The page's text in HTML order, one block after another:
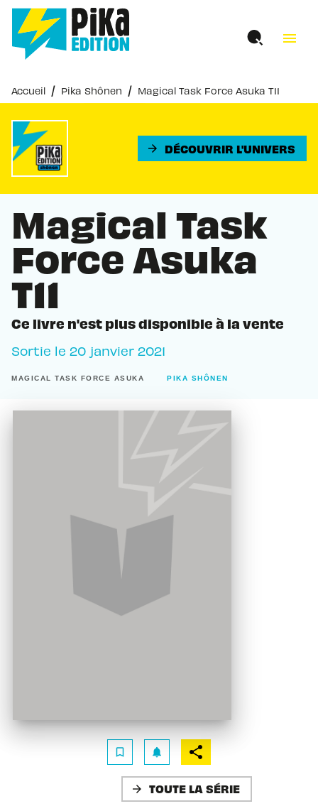
MENU RECHERCHE
PIED DE PAGE
menu
Accueil / Pika Shônen / Magical Task Force Asuka T11
arrow_forward DÉCOUVRIR L'UNIVERS
Magical Task
Force Asuka
T11
Ce livre n'est plus disponible à la vente
Sortie le 20 janvier 2021
MAGICAL TASK FORCE ASUKA PIKA SHÔNEN
bookmark_border notifications
arrow_forward TOUTE LA SÉRIE